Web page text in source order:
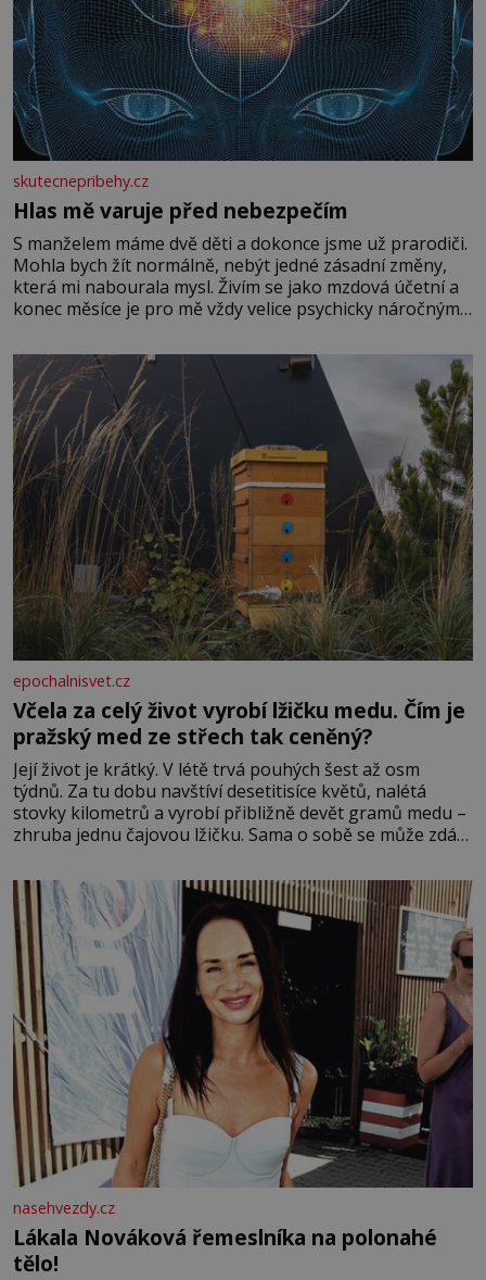
skutecnepribehy.cz
Hlas mě varuje před nebezpečím
S manželem máme dvě děti a dokonce jsme už prarodiči.
Mohla bych žít normálně, nebýt jedné zásadní změny,
která mi nabourala mysl. Živím se jako mzdová účetní a
konec měsíce je pro mě vždy velice psychicky náročným
dál častěji volá o pomoc, co se hlídání týče. Dalo by se
epochalnisvet.cz
Včela za celý život vyrobí lžičku medu. Čím je
pražský med ze střech tak ceněný?
Její život je krátký. V létě trvá pouhých šest až osm
týdnů. Za tu dobu navštíví desetitisíce květů, nalétá
stovky kilometrů a vyrobí přibližně devět gramů medu –
zhruba jednu čajovou lžičku. Sama o sobě se může zdát
tisíc příslušnic svého včelstva, vznikne jeden z
nejdokonalejších organismů
nasehvezdy.cz
Lákala Nováková řemeslníka na polonahé
tělo!